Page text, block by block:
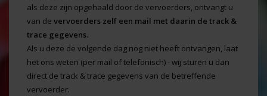
als deze zijn opgehaald door de vervoerders, ontvangt u
van de vervoerders zelf een mail met daarin de track &
trace gegevens.
Als u deze de volgende dag nog niet heeft ontvangen, laat
het ons weten (per mail of telefonisch) - wij sturen u dan
direct de track & trace gegevens van de betreffende
vervoerder.